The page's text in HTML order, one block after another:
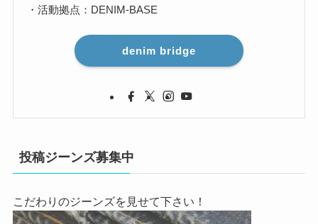
・活動拠点：DENIM-BASE
denim bridge
投稿ジーンズ募集中
こだわりのジーンズを見せて下さい！